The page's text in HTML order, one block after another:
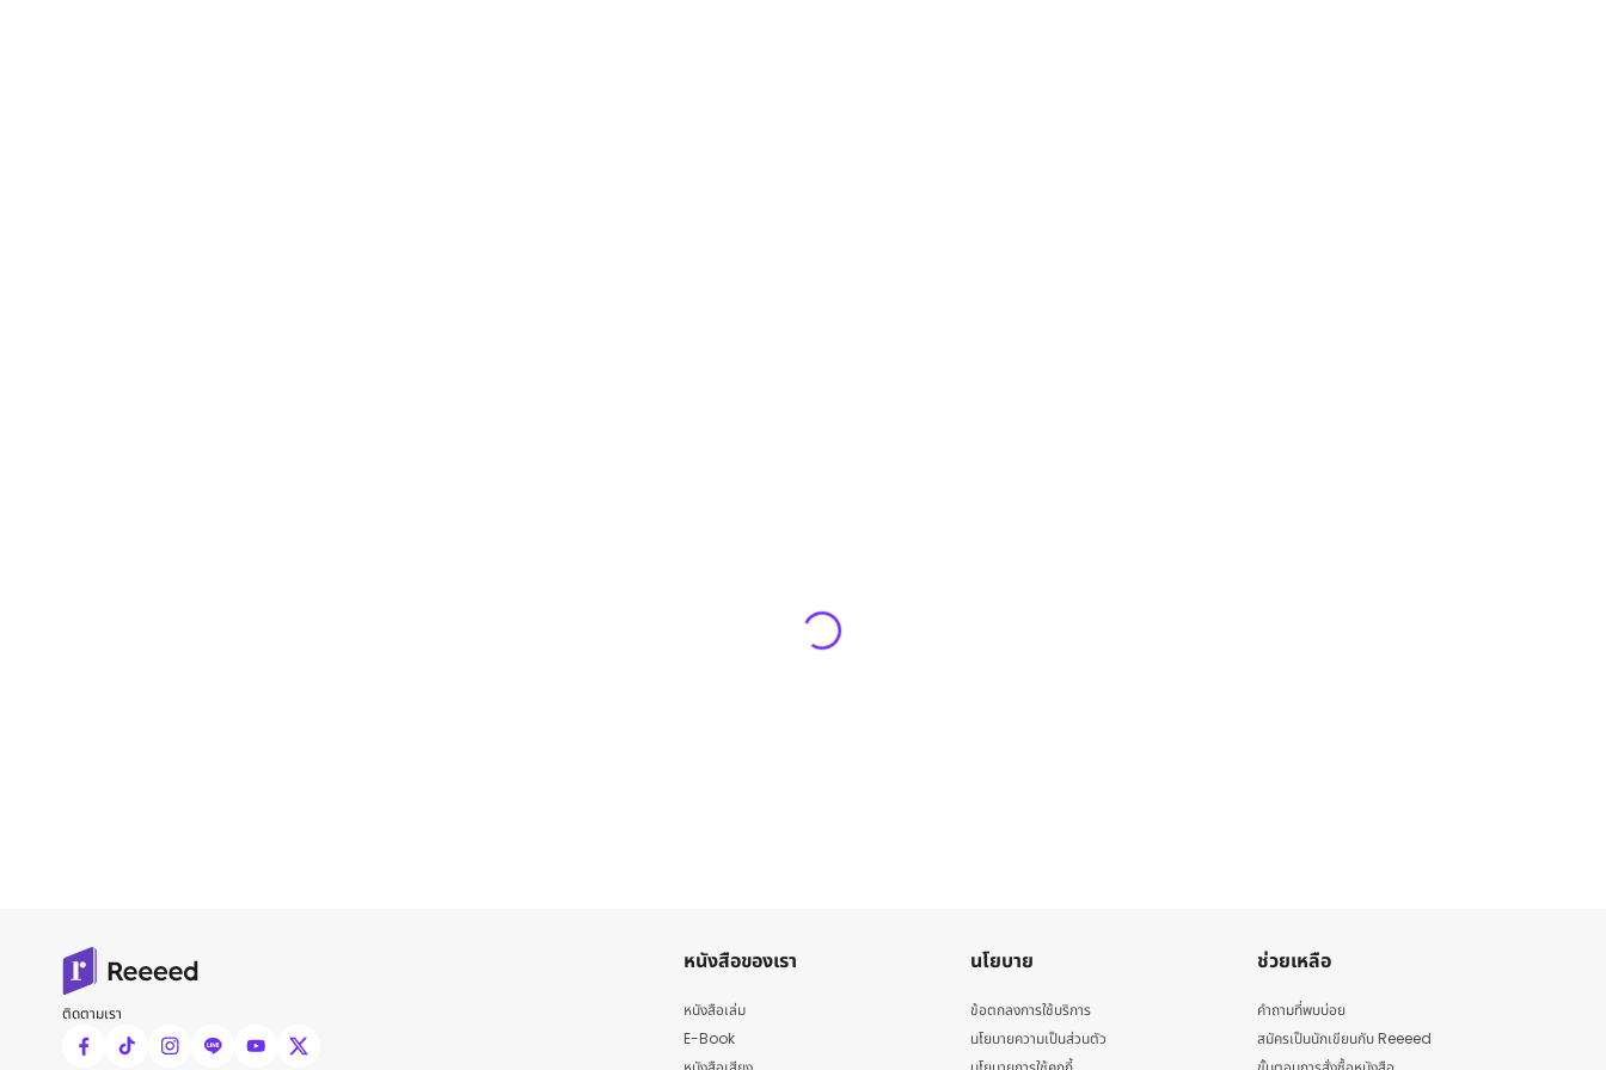
ติดตามเรา
หนังสือของเรา
หนังสือเล่ม
E-Book
นโยบาย
ข้อตกลงการใช้บริการ
นโยบายความเป็นส่วนตัว
ช่วยเหลือ
คำถามที่พบบ่อย
สมัครเป็นนักเขียนกับ Reeeed